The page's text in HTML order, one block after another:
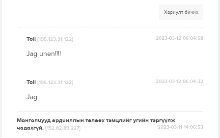
Хариулт бичих
Toli[195.123.31.122] 2023-03-12 06:04:58
Jag unen!!!!
Toli[195.123.31.122] 2023-03-12 06:04:32
Jag
Монголчууд ардчиллын төлөөх тэмцлийг угийн тэргүүлж
чадахгүй.[192.82.89.227] 2023-03-11 14:06:53